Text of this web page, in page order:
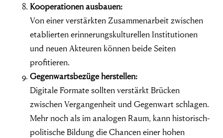
Kooperationen ausbauen:
Von einer verstärkten Zusammenarbeit zwischen
etablierten erinnerungskulturellen Institutionen
und neuen Akteuren können beide Seiten
profitieren.
Gegenwartsbezüge herstellen:
Digitale Formate sollten verstärkt Brücken
zwischen Vergangenheit und Gegenwart schlagen.
Mehr noch als im analogen Raum, kann historisch-
politische Bildung die Chancen einer hohen